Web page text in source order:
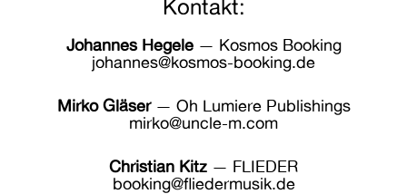
Kontakt:
Johannes Hegele— Kosmos Booking
johannes@kosmos-booking.de
Mirko Gläser— Oh Lumiere Publishings
mirko@uncle-m.com
Christian Kitz — FLIEDER
booking@fliedermusik.de